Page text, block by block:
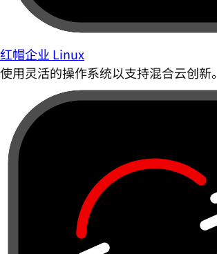
红帽企业 Linux
使用灵活的操作系统以支持混合云创新。